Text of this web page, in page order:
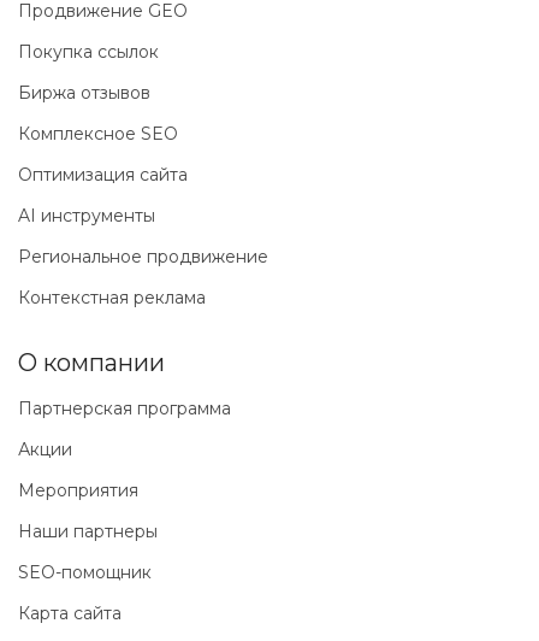
Продвижение GEO
Покупка ссылок
Биржа отзывов
Комплексное SEO
Оптимизация сайта
AI инструменты
Региональное продвижение
Контекстная реклама
О компании
Партнерская программа
Акции
Мероприятия
Наши партнеры
SEO-помощник
Карта сайта